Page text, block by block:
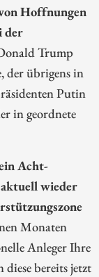
Hoffnungen
der
Trump
der übrigens in
Putin
in geordnete
Acht-
wieder
Monaten
Anleger Ihre
diese bereits jetzt